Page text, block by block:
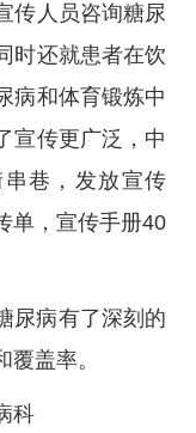
传人员咨询糖尿
时还就患者在饮
病和体育锻炼中
宣传更广泛，中
巷，发放宣传
单，宣传手册40
尿病有了深刻的
盖率。
科